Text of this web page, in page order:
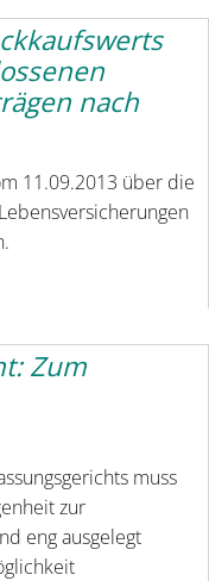
nach
11.09.2013 über die
Zum
muss
zur
eng ausgelegt